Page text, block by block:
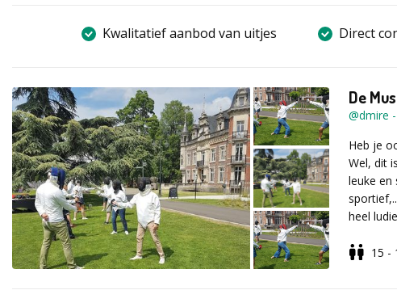
Kwalitatief aanbod van uitjes Direct
De
@dmire -
Heb je
Wel, dit
leuke en
heel
15 -